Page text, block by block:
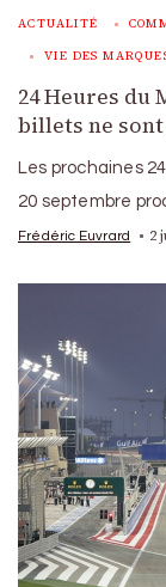
ACTUALITÉ
VIE DES
24 Heures du
billets ne
Les prochaines
20 septembre
Frédéric Euvrard 2